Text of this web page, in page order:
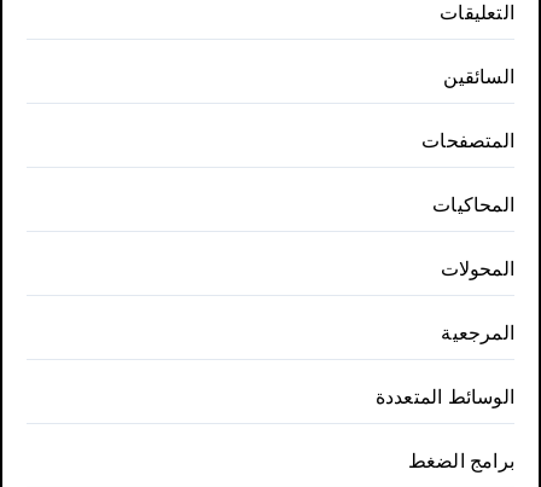
التعليقات
السائقين
المتصفحات
المحاكيات
المحولات
المرجعية
الوسائط المتعددة
برامج الضغط